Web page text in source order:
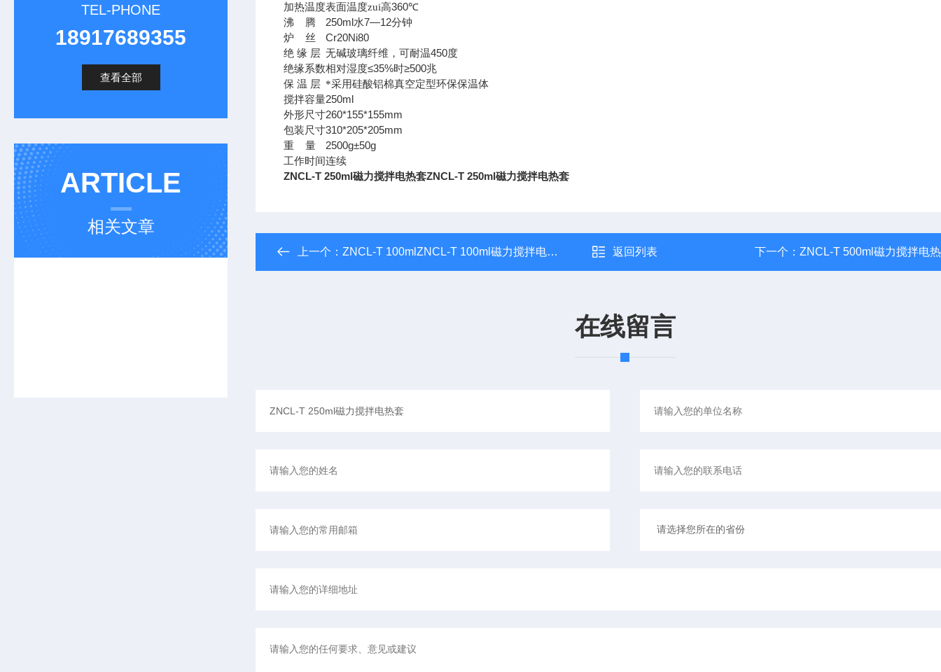
TEL-PHONE
18917689355
查看全部
ARTICLE
相关文章
加热温度表面温度zui高360℃
沸
腾 250ml水7—12分钟
炉
丝 Cr20Ni80
绝 缘 层 无碱玻璃纤维，可耐温450度
绝缘系数相对湿度≤35%时≥500兆
保 温 层 *采用硅酸铝棉真空定型环保保温体
搅拌容量250ml
外形尺寸260*155*155mm
包装尺寸310*205*205mm
重 量 2500g±50g
工作时间连续
ZNCL-T 250ml磁力搅拌电热套ZNCL-T 250ml磁力搅拌电热套
上一个： ZNCL-T 100mlZNCL-T 100ml磁力搅拌电热套 返回列表 下一个： ZNCL-T 500ml磁力搅拌电
在线留言